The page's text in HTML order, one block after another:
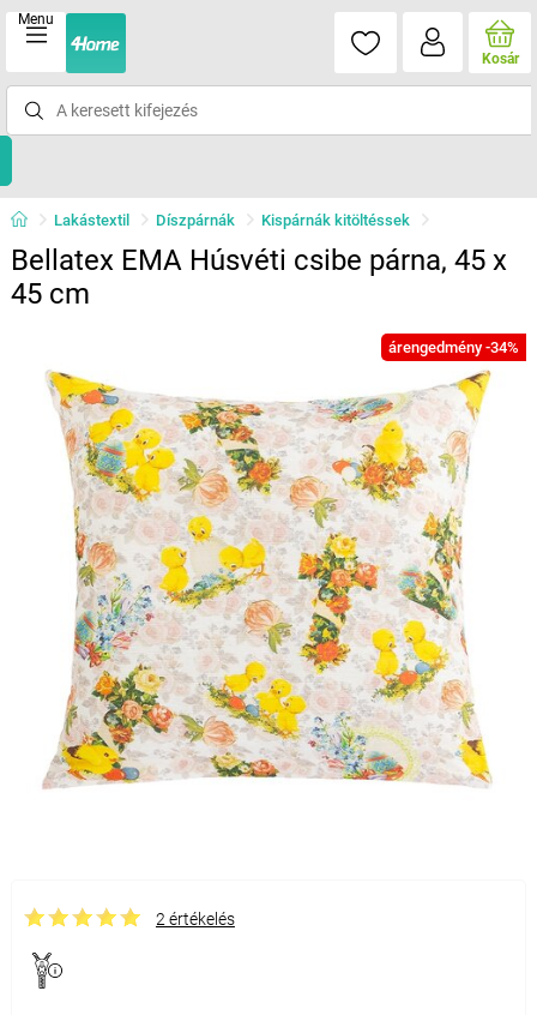
Menu
Kosár
Lakástextil Díszpárnák Kispárnák kitöltéssek
Bellatex EMA Húsvéti csibe párna, 45 x
45 cm
árengedmény -34%
2 értékelés